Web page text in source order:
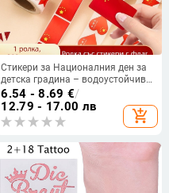
Стикери за Националния ден за
детска градина – водоустойчиви
самозалепващи стикери за лице
и ръка с петзвезден червен флаг
и сърце
6.54 - 8.69 €/
12.79 - 17.00 лв
add_shopping_cart